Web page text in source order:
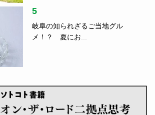
5
岐阜の知られざるご当地グル
メ！？ 夏にお...